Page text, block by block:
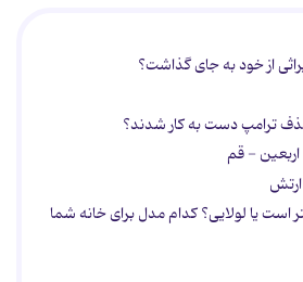
ترامپ دست به کار شدند؟
اربعین - قم
ارتش
است یا لولایی؟ کدام مدل برای خانه شما